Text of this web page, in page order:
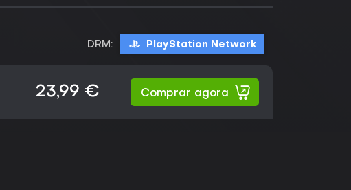
DRM: PlayStation Network
23,99 € Comprar agora